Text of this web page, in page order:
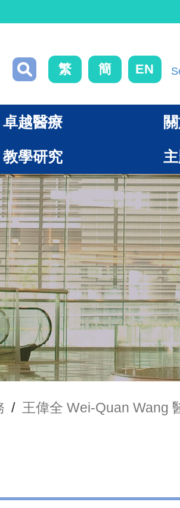
繁 簡 EN
卓越醫療
教學研究
/ 王偉全 Wei-Quan Wang